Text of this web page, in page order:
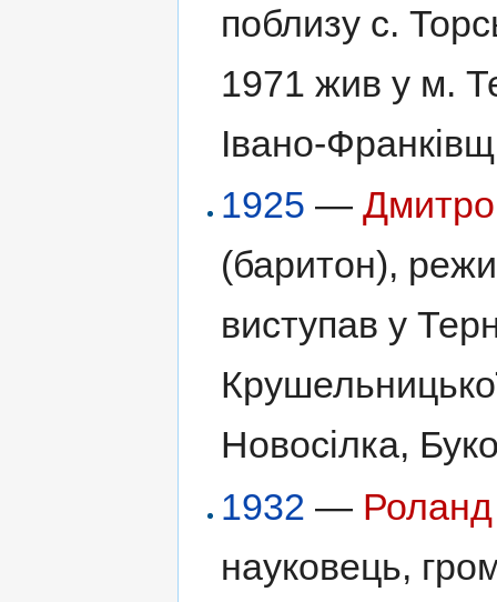
поблизу с.
1971 жив у м.
Івано-
1925 —
(баритон),
виступав у
Новосілка,
1932 —
науковець,